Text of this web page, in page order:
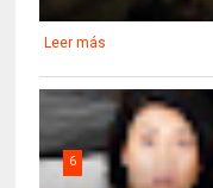
Leer más
6